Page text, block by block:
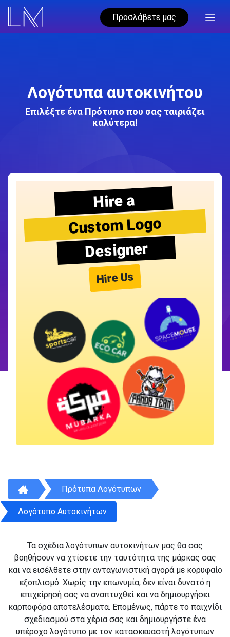
Προσλάβετε μας
Λογότυπα αυτοκινήτου
Επιλέξτε ένα Πρότυπο που σας ταιριάζει
καλύτερα!
Hire a
Custom Logo
Designer
Hire Us
Πρότυπα Λογότυπων
Λογότυπο Αυτοκινήτων
Τα σχέδια λογότυπων αυτοκινήτων μας θα σας
βοηθήσουν να χτίσετε την ταυτότητα της μάρκας σας
και να εισέλθετε στην ανταγωνιστική αγορά με κορυφαίο
εξοπλισμό. Χωρίς την επωνυμία, δεν είναι δυνατό η
επιχείρησή σας να αναπτυχθεί και να δημιουργήσει
καρποφόρα αποτελέσματα. Επομένως, πάρτε το παιχνίδι
σχεδιασμού στα χέρια σας και δημιουργήστε ένα
υπέροχο λογότυπο με τον κατασκευαστή λογότυπων